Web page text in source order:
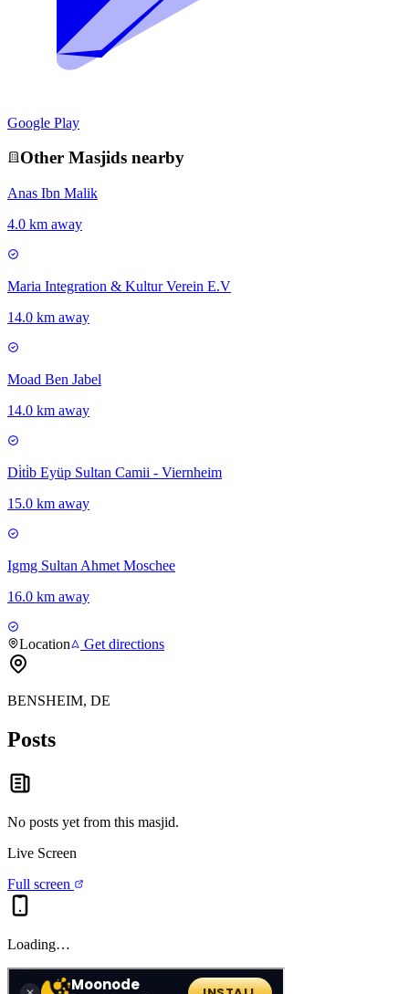
Google Play
Other Masjids nearby
Anas Ibn Malik
4.0 km away
Maria Integration & Kultur Verein E.V
14.0 km away
Moad Ben Jabel
14.0 km away
Di̇ti̇b Eyüp Sultan Camii - Viernheim
15.0 km away
Igmg Sultan Ahmet Moschee
16.0 km away
Location Get directions
BENSHEIM, DE
Posts
No posts yet from this masjid.
Live Screen
Full screen
Loading…